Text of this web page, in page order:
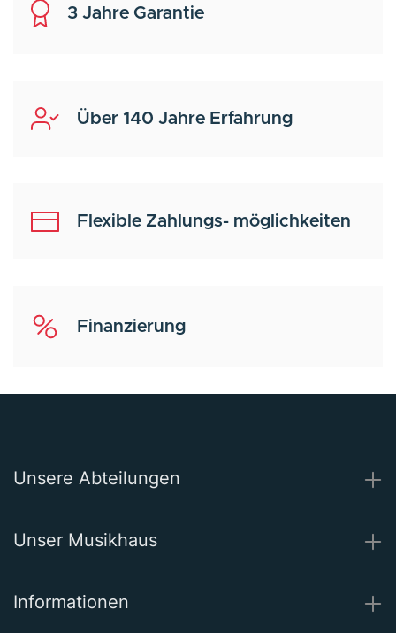
3 Jahre Garantie
Über 140 Jahre Erfahrung
Flexible Zahlungs- möglichkeiten
Finanzierung
Unsere Abteilungen
Unser Musikhaus
Informationen